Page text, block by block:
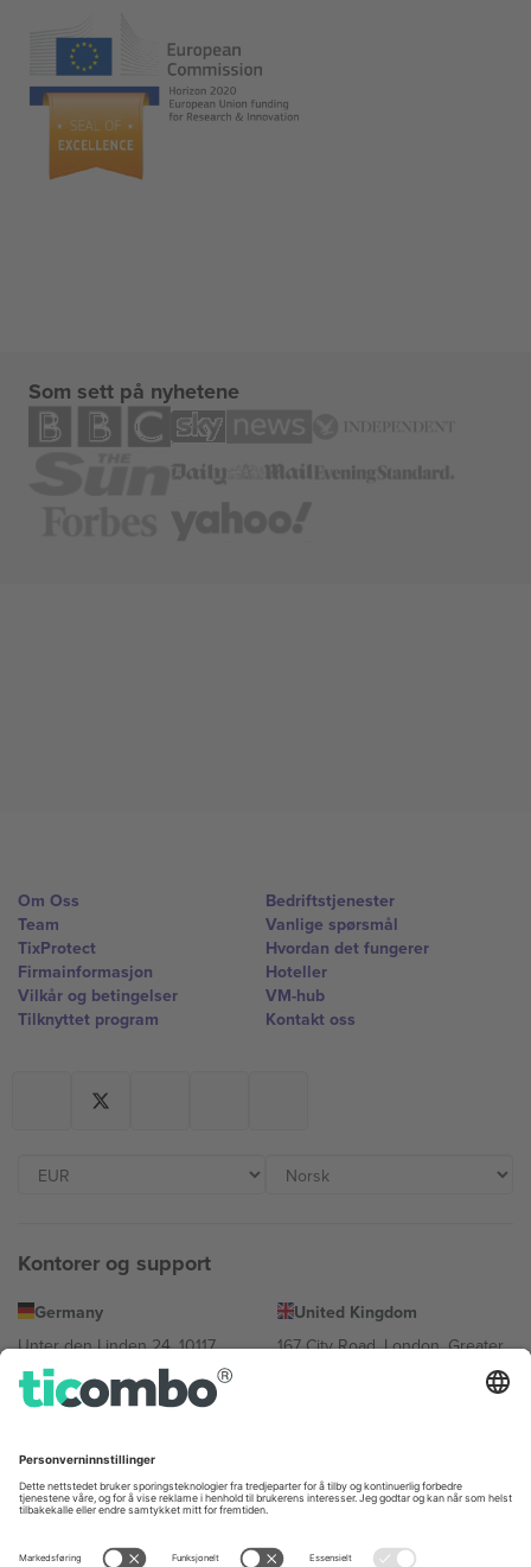
Som sett på nyhetene
Om Oss
Team
TixProtect
Firmainformasjon
Vilkår og betingelser
Tilknyttet program
Bedriftstjenester
Vanlige spørsmål
Hvordan det fungerer
Hoteller
VM-hub
Kontakt oss
Kontorer og support
Germany
Unter den Linden 24, 10117
Berlin, Germany
United Kingdom
167 City Road, London, Greater
131 Continental Dr, Suite 305,
Newark, Delaware 19713, United
Dorfstrasse 52a, 6390
Engelberg, Switzerland